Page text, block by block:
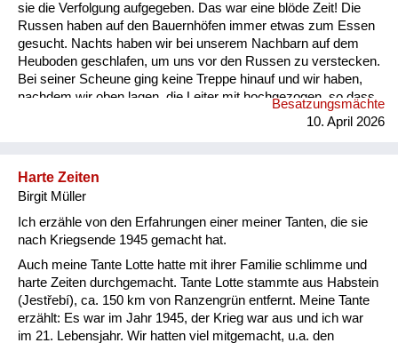
sie die Verfolgung aufgegeben. Das war eine blöde Zeit! Die
Russen haben auf den Bauernhöfen immer etwas zum Essen
gesucht. Nachts haben wir bei unserem Nachbarn auf dem
Heuboden geschlafen, um uns vor den Russen zu verstecken.
Bei seiner Scheune ging keine Treppe hinauf und wir haben,
nachdem wir oben lagen, die Leiter mit hochgezogen, so dass
niemand zu uns hinaufkommen konnte. Dann waren die
Russen haben uns überall gesucht und immer wieder
geschrien: „Wo ist Matka“? (Wo ist das Mädchen?) Dann
haben sie die Schränke vorg...
Besatzungsmächte
10. April 2026
Harte Zeiten
Birgit Müller
Ich erzähle von den Erfahrungen einer meiner Tanten, die sie
nach Kriegsende 1945 gemacht hat.
Auch meine Tante Lotte hatte mit ihrer Familie schlimme und
harte Zeiten durchgemacht. Tante Lotte stammte aus Habstein
(Jestřebí), ca. 150 km von Ranzengrün entfernt. Meine Tante
erzählt: Es war im Jahr 1945, der Krieg war aus und ich war
im 21. Lebensjahr. Wir hatten viel mitgemacht, u.a. den